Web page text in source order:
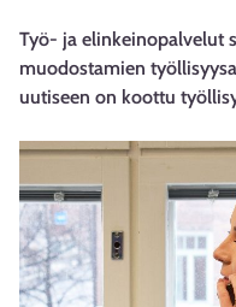
Työ- ja elinkeinopalvelut
muodostamien
uutiseen on koottu